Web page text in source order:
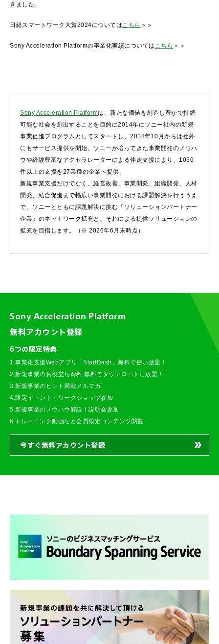
きました。
日経スマートワーク大賞2024については こちら ＞＞
Sony Acceleration Platformの事業化実績については こちら ＞＞
Sony Acceleration Platformは、新たな価値を創造し豊かで持続
可能な社会を創出することを目的に2014年にソニー社内の新規
事業促進プログラムとしてスタートし、2018年10月からは社外
にもサービス提供を開始。ソニーが培ってきた事業開発のノウハ
ウや経験豊富なアクセラレーターによる伴走支援により、1050
件以上の支援を27業種の企業へ提供。
新規事業支援だけでなく、経営改善、事業開発、組織開発、人材
開発、結合促進まで幅広い事業開発における課題解決を行ううえ
で、ソニーとともに課題解決に挑む「ソリューションパートナー
企業」のネットワーク拡充と、それによる提供ソリューションの
拡充を目指します。（※ 2026年6月末時点）
Sony Acceleration Platform
無料アカウント登録
6つの限定特典
1.事業化支援Webアプリ「StartDash」無料で使い放題！
2.新規事業のお役立ち資料 無料でダウンロードし放題！
3.新規事業のヒント満載メルマガ
4.限定イベント・ワークショップ参加
5.新規事業のノウハウ解説！説明会参加
6.トレーニング動画など会員限定コンテンツ閲覧
今すぐ無料アカウント登録